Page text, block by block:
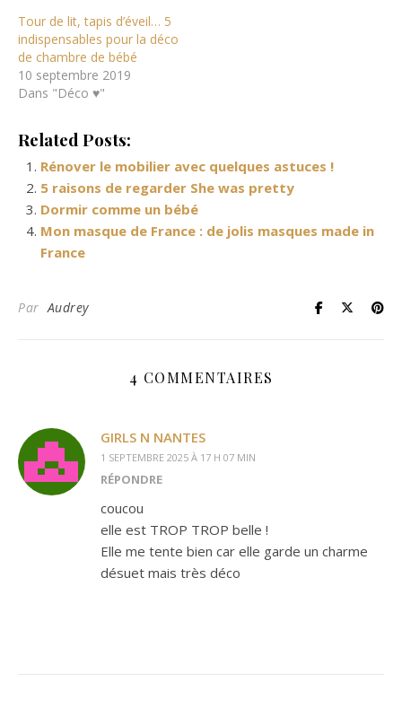
Tour de lit, tapis d’éveil… 5
indispensables pour la déco
de chambre de bébé
10 septembre 2019
Dans "Déco ♥"
Related Posts:
Rénover le mobilier avec quelques astuces !
5 raisons de regarder She was pretty
Dormir comme un bébé
Mon masque de France : de jolis masques made in
France
Par Audrey
4 COMMENTAIRES
GIRLS N NANTES
1 SEPTEMBRE 2025 À 17 H 07 MIN
RÉPONDRE
coucou
elle est TROP TROP belle !
Elle me tente bien car elle garde un charme
désuet mais très déco